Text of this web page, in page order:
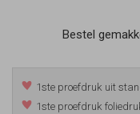
Bestel
1ste proefdruk uit
1ste proefdruk